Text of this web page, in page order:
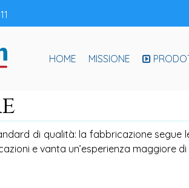
HOME MISSIONE
di qualità: la fabbricazione segue
e vanta un’esperienza maggiore